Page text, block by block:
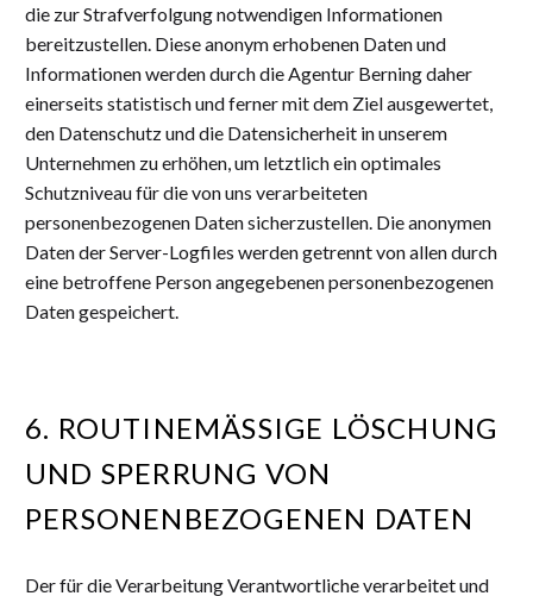
die zur Strafverfolgung notwendigen Informationen
bereitzustellen. Diese anonym erhobenen Daten und
Informationen werden durch die Agentur Berning daher
einerseits statistisch und ferner mit dem Ziel ausgewertet,
den Datenschutz und die Datensicherheit in unserem
Unternehmen zu erhöhen, um letztlich ein optimales
Schutzniveau für die von uns verarbeiteten
personenbezogenen Daten sicherzustellen. Die anonymen
Daten der Server-Logfiles werden getrennt von allen durch
eine betroffene Person angegebenen personenbezogenen
Daten gespeichert.
6. ROUTINEMÄSSIGE LÖSCHUNG U
ND SPERRUNG VON P
ERSONENBEZOGENEN DATEN
Der für die Verarbeitung Verantwortliche verarbeitet und